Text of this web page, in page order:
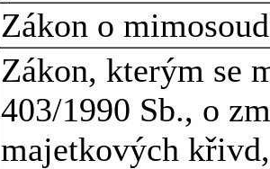
Zákon o
Zákon, kterým se
403/1990 Sb., o
majetkových